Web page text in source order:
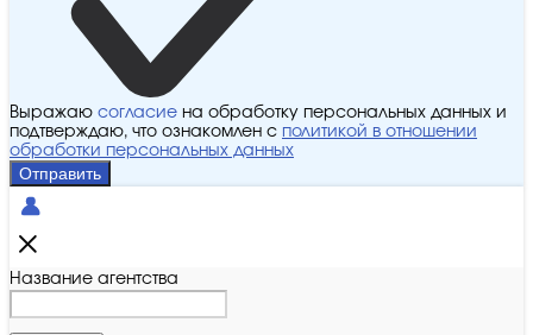
Выражаю согласие на обработку персональных данных и
подтверждаю, что ознакомлен с политикой в отношении
обработки персональных данных
Отправить
Название агентства